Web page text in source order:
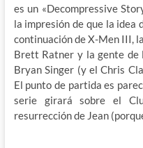
es un «Decompressive
la impresión de que la idea
continuación de X-Men III,
Brett Ratner y la gente de
Bryan Singer (y el Chris
El punto de partida es
serie girará sobre el
resurrección de Jean